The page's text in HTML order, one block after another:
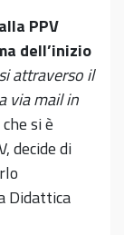
PPV
dell’inizio
attraverso il
via mail in
si è
decide di
Didattica